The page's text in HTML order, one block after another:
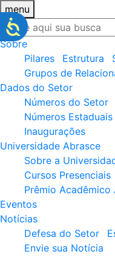
menu
Sobre
Pilares
Estrutura
Grupos de
Dados do Setor
Números do Setor
Números Estaduais
Inaugurações
Universidade Abrasce
Sobre a
Cursos Presenciais
Prêmio Acadêmico
Eventos
Notícias
Defesa do Setor
Envie sua Notícia